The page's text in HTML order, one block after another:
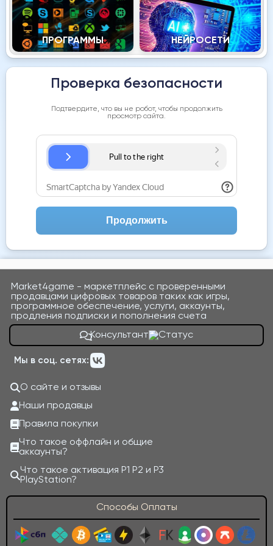
ПРОГРАММЫ НЕЙРОСЕТИ
Проверка безопасности
Подтвердите, что вы не робот, чтобы продолжить
просмотр сайта.
Продолжить
Market4game - маркетплейс с проверенными
продавцами цифровых товаров таких как игры,
программное обеспечение, услуги, аккаунты,
продления подписки и пополнения счета
Консультант
Мы в соц. сетях:
О сайте и отзывы
Наши продавцы
Правила покупки
Что такое оффлайн и общие
аккаунты?
Что такое активация P1 P2 и P3
PlayStation?
Способы Оплаты